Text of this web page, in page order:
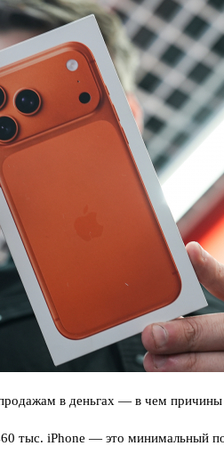
в деньгах — в чем причины
тыс. iPhone — это минимальный